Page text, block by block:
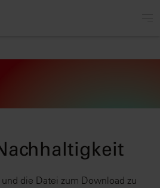
die Datei zum Download zu